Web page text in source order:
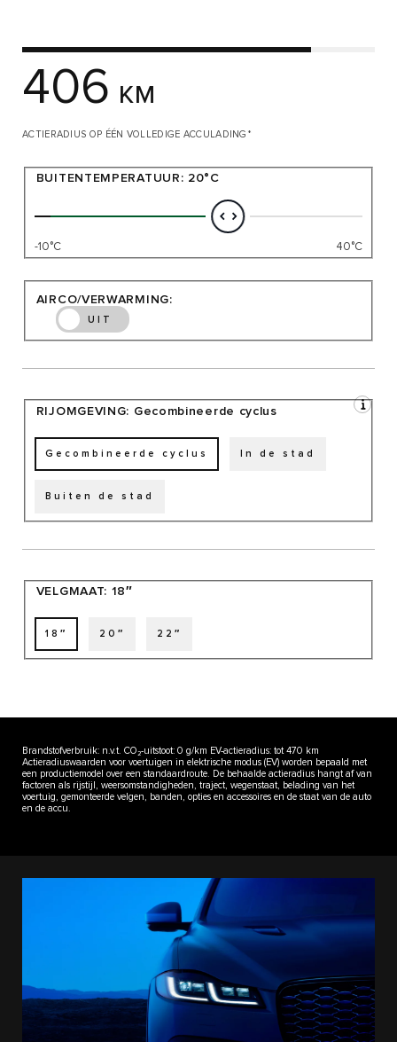
406 KM
ACTIERADIUS OP ÉÉN VOLLEDIGE ACCULADING*
BUITENTEMPERATUUR: 20°C
-10°C 40°C
AIRCO/VERWARMING:
UIT
RIJOMGEVING: Gecombineerde cyclus
Gecombineerde cyclus In de stad
Buiten de stad
VELGMAAT: 18″
18″ 20″ 22″
Brandstofverbruik: n.v.t. CO₂-uitstoot: 0 g/km EV-actieradius: tot 470 km
Actieradiuswaarden voor voertuigen in elektrische modus (EV) worden bepaald met
een productiemodel over een standaardroute. De behaalde actieradius hangt af van
factoren als rijstijl, weersomstandigheden, traject, wegenstaat, belading van het
voertuig, gemonteerde velgen, banden, opties en accessoires en de staat van de auto
en de accu.